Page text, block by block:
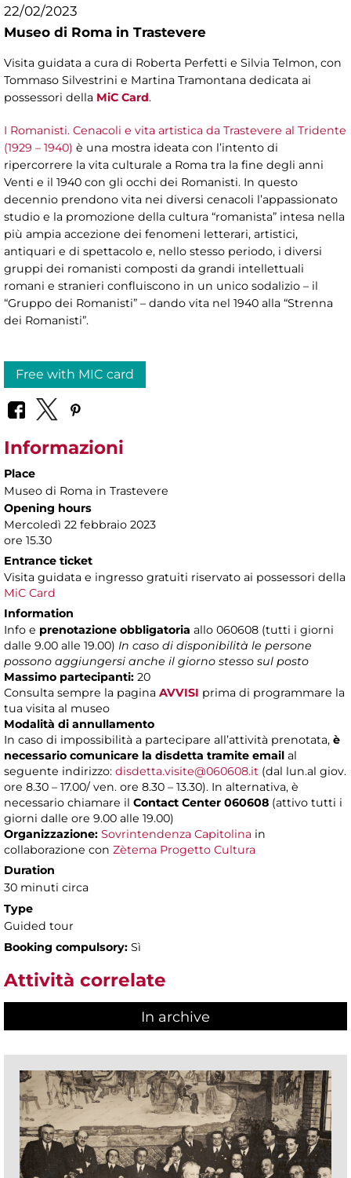
22/02/2023
Museo di Roma in Trastevere
Visita guidata a cura di Roberta Perfetti e Silvia Telmon, con
Tommaso Silvestrini e Martina Tramontana dedicata ai
possessori della MiC Card.
I Romanisti. Cenacoli e vita artistica da Trastevere al Tridente
(1929 – 1940) è una mostra ideata con l’intento di
ripercorrere la vita culturale a Roma tra la fine degli anni
Venti e il 1940 con gli occhi dei Romanisti. In questo
decennio prendono vita nei diversi cenacoli l’appassionato
studio e la promozione della cultura “romanista” intesa nella
più ampia accezione dei fenomeni letterari, artistici,
antiquari e di spettacolo e, nello stesso periodo, i diversi
gruppi dei romanisti composti da grandi intellettuali
romani e stranieri confluiscono in un unico sodalizio – il
“Gruppo dei Romanisti” – dando vita nel 1940 alla “Strenna
dei Romanisti”.
Free with MIC card
Informazioni
Place
Museo di Roma in Trastevere
Opening hours
Mercoledì 22 febbraio 2023
ore 15.30
Entrance ticket
Visita guidata e ingresso gratuiti riservato ai possessori della
MiC Card
Information
Info e prenotazione obbligatoria allo 060608 (tutti i giorni
dalle 9.00 alle 19.00) In caso di disponibilità le persone
possono aggiungersi anche il giorno stesso sul posto
Massimo partecipanti: 20
Consulta sempre la pagina AVVISI prima di programmare la
tua visita al museo
Modalità di annullamento
In caso di impossibilità a partecipare all’attività prenotata, è
necessario comunicare la disdetta tramite email al
seguente indirizzo: disdetta.visite@060608.it (dal lun.al giov.
ore 8.30 – 17.00/ ven. ore 8.30 – 13.30). In alternativa, è
necessario chiamare il Contact Center 060608 (attivo tutti i
giorni dalle ore 9.00 alle 19.00)
Organizzazione: Sovrintendenza Capitolina in
collaborazione con Zètema Progetto Cultura
Duration
30 minuti circa
Type
Guided tour
Booking compulsory: Sì
Attività correlate
In archive